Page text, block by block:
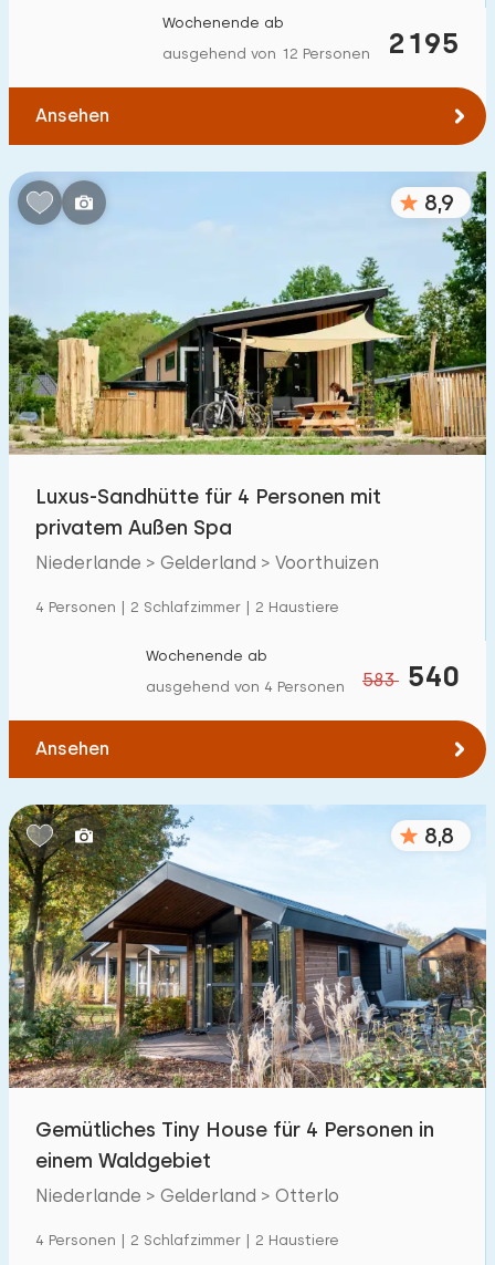
2195
Wochenende ab
ausgehend von 12 Personen
Ansehen
8,9
Luxus-Sandhütte für 4 Personen mit
privatem Außen Spa
Niederlande > Gelderland > Voorthuizen
4 Personen | 2 Schlafzimmer | 2 Haustiere
583 540
Wochenende ab
ausgehend von 4 Personen
Ansehen
8,8
Gemütliches Tiny House für 4 Personen in
einem Waldgebiet
Niederlande > Gelderland > Otterlo
4 Personen | 2 Schlafzimmer | 2 Haustiere